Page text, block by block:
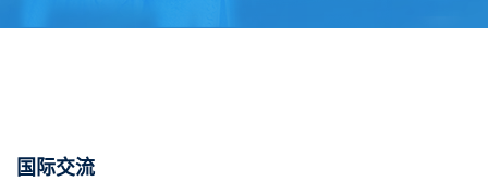
国际交流